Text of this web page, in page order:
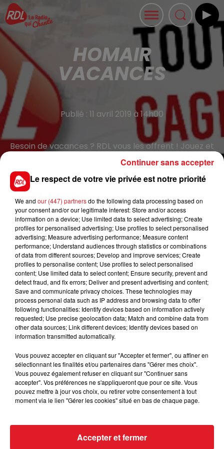
HOMAIR
VACANCES
Publié : 11 avril 2019 à 14h00
Besoin de vacances ? RDL vous les offrent ! Jouez et
tentez de gagner votre séjour d'une semaine dans un
camping HOMAIR au choix dans 13 villages en France.
Partez en famille à 4,5,6 personnes pour une semaine
de détente dans une ambiance familiale. 5 SEJOURS A
GAGNER !!
Valeur du séjour : 550 € (hors repas/transport)
Inscrivez-vous afin de participer au tirage au sort
Les gagnants seront contactés par téléphone.
Bonne chance...
Le jeu est terminé
Le respect de votre vie privée est notre priorité
We and our (447) partnersdo the following data processing based on
your consent and/or our legitimate interest: Store and/or access
information on a device; Use limited data to select advertising; Create
profiles for personalised advertising; Use profiles to select personalised
advertising; Measure advertising performance; Measure content
performance; Understand audiences through statistics or combinations
of data from different sources; Develop and improve services; Create
profiles to personalise content; Use profiles to select personalised
content; Use limited data to select content; Ensure security, prevent and
detect fraud, and fix errors; Deliver and present advertising and content;
Save and communicate privacy choices. These technologies may
process personal data such as IP address and browsing data to offer
following functionalities: Identify devices based on information actively
requested; Use precise geolocation data; Match and combine data from
other data sources; Link different devices; Identify devices based on
information transmitted automatically.
Vous pouvez accepter en cliquant sur "Accepter et fermer", ou affiner en
sélectionnant les finalités et/ou partenaires dans "Gérer mes choix".
Vous pouvez également refuser en cliquant sur "Continuer sans
accepter". Vos préférences ne s'appliqueront que pour ce site. Vous
pouvez mettre à jour vos choix, ou retirer votre consentement à tout
moment via le lien "Gérer les cookies" situé en bas de chaque page.
Accepter et fermer
Continuer sans accepter